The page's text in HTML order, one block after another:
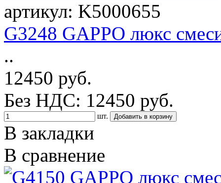
артикул: K5000655
G3248 GAPPO люкс
..
12450 руб.
Без НДС: 12450 руб.
шт.
В закладки
В сравнение